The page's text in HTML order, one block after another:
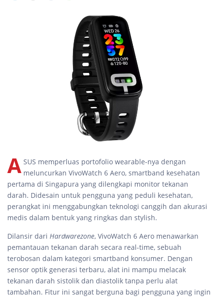
A SUS memperluas portofolio wearable-nya dengan
meluncurkan VivoWatch 6 Aero, smartband kesehatan
pertama di Singapura yang dilengkapi monitor tekanan
darah. Didesain untuk pengguna yang peduli kesehatan,
perangkat ini menggabungkan teknologi canggih dan akurasi
medis dalam bentuk yang ringkas dan stylish.
Dilansir dari Hardwarezone, VivoWatch 6 Aero menawarkan
pemantauan tekanan darah secara real-time, sebuah
terobosan dalam kategori smartband konsumer. Dengan
sensor optik generasi terbaru, alat ini mampu melacak
tekanan darah sistolik dan diastolik tanpa perlu alat
tambahan. Fitur ini sangat berguna bagi pengguna yang ingin